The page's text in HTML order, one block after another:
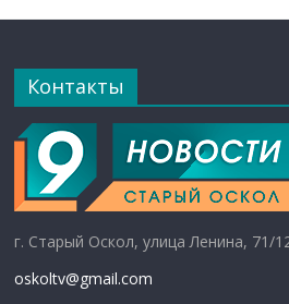
Контакты
г. Старый Оскол, улица Ленина, 71/
oskoltv@gmail.com